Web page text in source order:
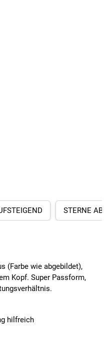
STERNE
(Farbe wie abgebildet),
Kopf. Super Passform,
hilfreich